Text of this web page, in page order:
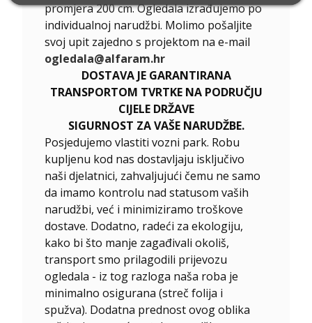
promjera 200 cm. Ogledala izrađujemo po
individualnoj narudžbi. Molimo pošaljite
svoj upit zajedno s projektom na e-mail
ogledala@alfaram.hr
DOSTAVA JE GARANTIRANA
TRANSPORTOM TVRTKE NA PODRUČJU
CIJELE DRŽAVE
SIGURNOST ZA VAŠE NARUDŽBE.
Posjedujemo vlastiti vozni park. Robu
kupljenu kod nas dostavljaju isključivo
naši djelatnici, zahvaljujući čemu ne samo
da imamo kontrolu nad statusom vaših
narudžbi, već i minimiziramo troškove
dostave. Dodatno, radeći za ekologiju,
kako bi što manje zagađivali okoliš,
transport smo prilagodili prijevozu
ogledala - iz tog razloga naša roba je
minimalno osigurana (streč folija i
spužva). Dodatna prednost ovog oblika